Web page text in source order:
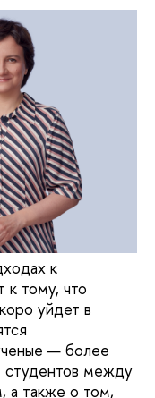
к
к тому, что
уйдет в
— более
между
а также о том,